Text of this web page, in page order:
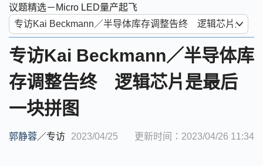
议题精选－Micro LED量产起飞
专访Kai Beckmann／半导体库
存调整告终 逻辑芯片是最后
一块拼图
郭静蓉／专访 2023/04/25 更新时间：2023/04/26 11:34